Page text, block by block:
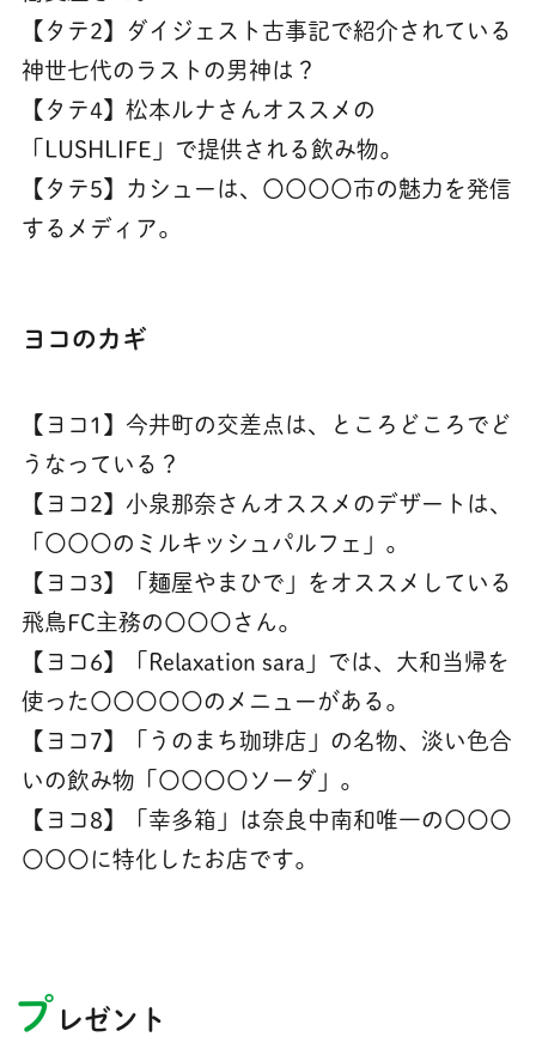
【タテ2】ダイジェスト古事記で紹介されている
神世七代のラストの男神は？
【タテ4】松本ルナさんオススメの
「LUSHLIFE」で提供される飲み物。
【タテ5】カシューは、〇〇〇〇市の魅力を発信
するメディア。
ヨコのカギ
【ヨコ1】今井町の交差点は、ところどころでど
うなっている？
【ヨコ2】小泉那奈さんオススメのデザートは、
「〇〇〇のミルキッシュパルフェ」。
【ヨコ3】「麺屋やまひで」をオススメしている
飛鳥FC主務の〇〇〇さん。
【ヨコ6】「Relaxation sara」では、大和当帰を
使った〇〇〇〇〇のメニューがある。
【ヨコ7】「うのまち珈琲店」の名物、淡い色合
いの飲み物「〇〇〇〇ソーダ」。
【ヨコ8】「幸多箱」は奈良中南和唯一の〇〇〇
〇〇〇に特化したお店です。
プ レゼント